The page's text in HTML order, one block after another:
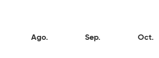
Ago. Sep. Oct.